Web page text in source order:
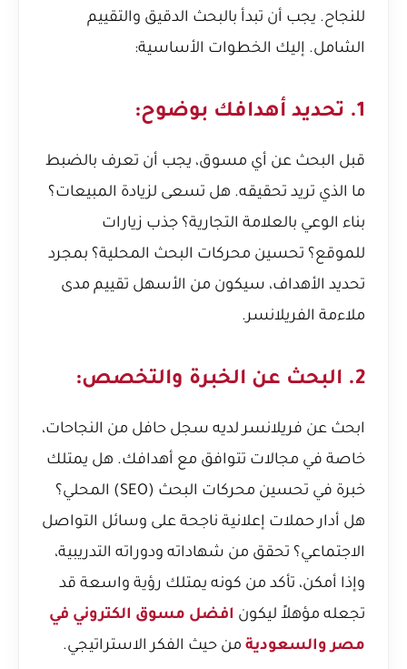
للنجاح. يجب أن تبدأ بالبحث الدقيق والتقييم
الشامل. إليك الخطوات الأساسية:
1. تحديد أهدافك بوضوح:
قبل البحث عن أي مسوق، يجب أن تعرف بالضبط
ما الذي تريد تحقيقه. هل تسعى لزيادة المبيعات؟
بناء الوعي بالعلامة التجارية؟ جذب زيارات
للموقع؟ تحسين محركات البحث المحلية؟ بمجرد
تحديد الأهداف، سيكون من الأسهل تقييم مدى
ملاءمة الفريلانسر.
2. البحث عن الخبرة والتخصص:
ابحث عن فريلانسر لديه سجل حافل من النجاحات،
خاصة في مجالات تتوافق مع أهدافك. هل يمتلك
خبرة في تحسين محركات البحث (SEO) المحلي؟
هل أدار حملات إعلانية ناجحة على وسائل التواصل
الاجتماعي؟ تحقق من شهاداته ودوراته التدريبية،
وإذا أمكن، تأكد من كونه يمتلك رؤية واسعة قد
تجعله مؤهلاً ليكون افضل مسوق الكتروني في
مصر والسعودية من حيث الفكر الاستراتيجي.